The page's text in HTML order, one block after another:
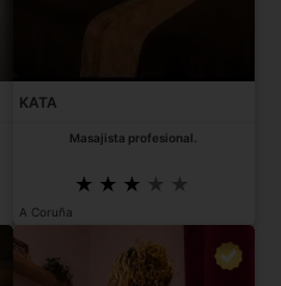
KATA
Masajista profesional.
A Coruña